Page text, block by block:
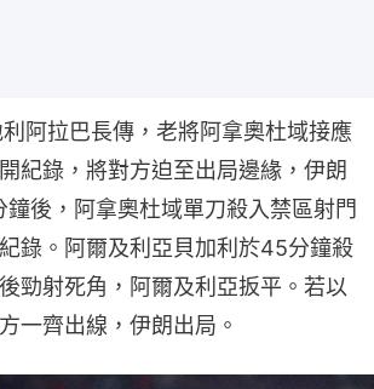
阿拉巴長傳，老將阿拿奧杜域接應
紀錄，將對方迫至出局邊緣，伊朗
鐘後，阿拿奧杜域單刀殺入禁區射門
錄。阿爾及利亞貝加利於45分鐘殺
勁射死角，阿爾及利亞扳平。若以
一齊出線，伊朗出局。